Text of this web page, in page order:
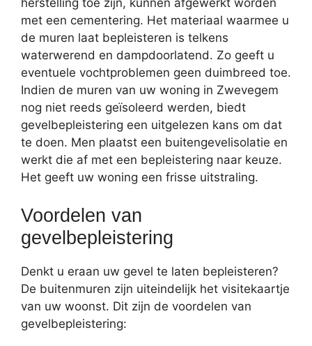
herstelling toe zijn, kunnen afgewerkt worden
met een cementering. Het materiaal waarmee u
de muren laat bepleisteren is telkens
waterwerend en dampdoorlatend. Zo geeft u
eventuele vochtproblemen geen duimbreed toe.
Indien de muren van uw woning in Zwevegem
nog niet reeds geïsoleerd werden, biedt
gevelbepleistering een uitgelezen kans om dat
te doen. Men plaatst een buitengevelisolatie en
werkt die af met een bepleistering naar keuze.
Het geeft uw woning een frisse uitstraling.
Voordelen van
gevelbepleistering
Denkt u eraan uw gevel te laten bepleisteren?
De buitenmuren zijn uiteindelijk het visitekaartje
van uw woonst. Dit zijn de voordelen van
gevelbepleistering: